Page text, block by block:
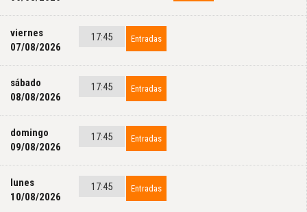
viernes
07/08/2026
17:45 Entradas
sábado
08/08/2026
17:45 Entradas
domingo
09/08/2026
17:45 Entradas
lunes
10/08/2026
17:45 Entradas